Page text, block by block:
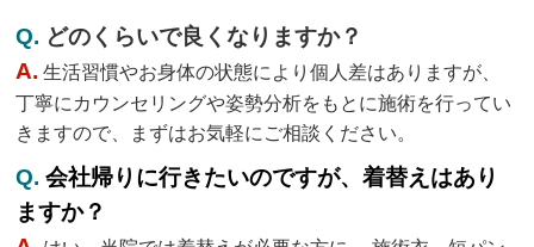
Q. どのくらいで良くなりますか？
A. 生活習慣やお身体の状態により個人差はありますが、
丁寧にカウンセリングや姿勢分析をもとに施術を行ってい
きますので、まずはお気軽にご相談ください。
Q.会社帰りに行きたいのですが、着替えはあり
ますか？